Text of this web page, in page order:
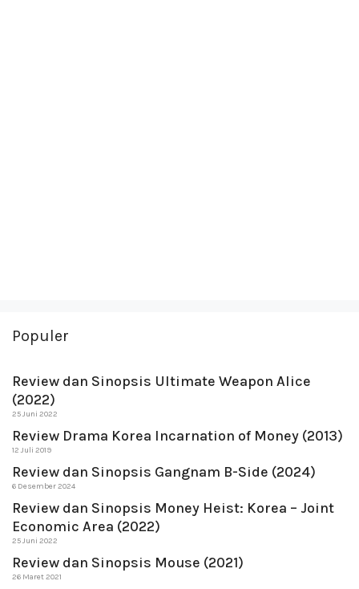
Populer
Review dan Sinopsis Ultimate Weapon Alice
(2022)
25 Juni 2022
Review Drama Korea Incarnation of Money (2013)
12 Juli 2019
Review dan Sinopsis Gangnam B-Side (2024)
6 Desember 2024
Review dan Sinopsis Money Heist: Korea – Joint
Economic Area (2022)
25 Juni 2022
Review dan Sinopsis Mouse (2021)
26 Maret 2021